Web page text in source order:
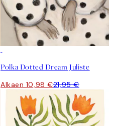
Polka Dotted Dream Juliste
Alkaen 10,98 €21,95 €